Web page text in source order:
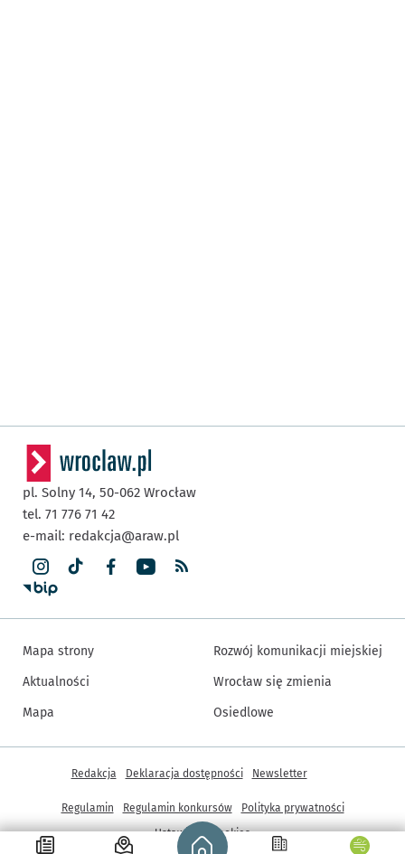
Strona główna - wroclaw.pl
pl. Solny 14, 50-062 Wrocław
tel. 71 776 71 42
e-mail: redakcja@araw.pl
Mapa strony
Aktualności
Mapa
Rozwój komunikacji miejskiej
Wrocław się zmienia
Osiedlowe
Inne informacje
Redakcja Deklaracja dostępności Newsletter
Regulamin Regulamin konkursów
Polityka prywatności
Ustawienia cookies